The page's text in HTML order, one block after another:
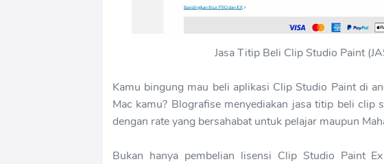
Jasa Titip Beli Clip Studio Paint
Kamu bingung mau beli aplikasi Clip Studio Paint di
Mac kamu? Blografise menyediakan jasa titip beli clip
dengan rate yang bersahabat untuk pelajar maupun
Bukan hanya pembelian lisensi Clip Studio Paint